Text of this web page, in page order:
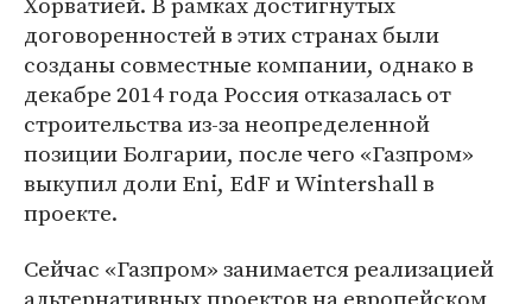
договоренностей в этих странах были
созданы совместные компании, однако в
декабре 2014 года Россия отказалась от
строительства из-за неопределенной
позиции Болгарии, после чего «Газпром»
выкупил доли Eni, EdF и Wintershall в
проекте.
Сейчас «Газпром» занимается реализацией